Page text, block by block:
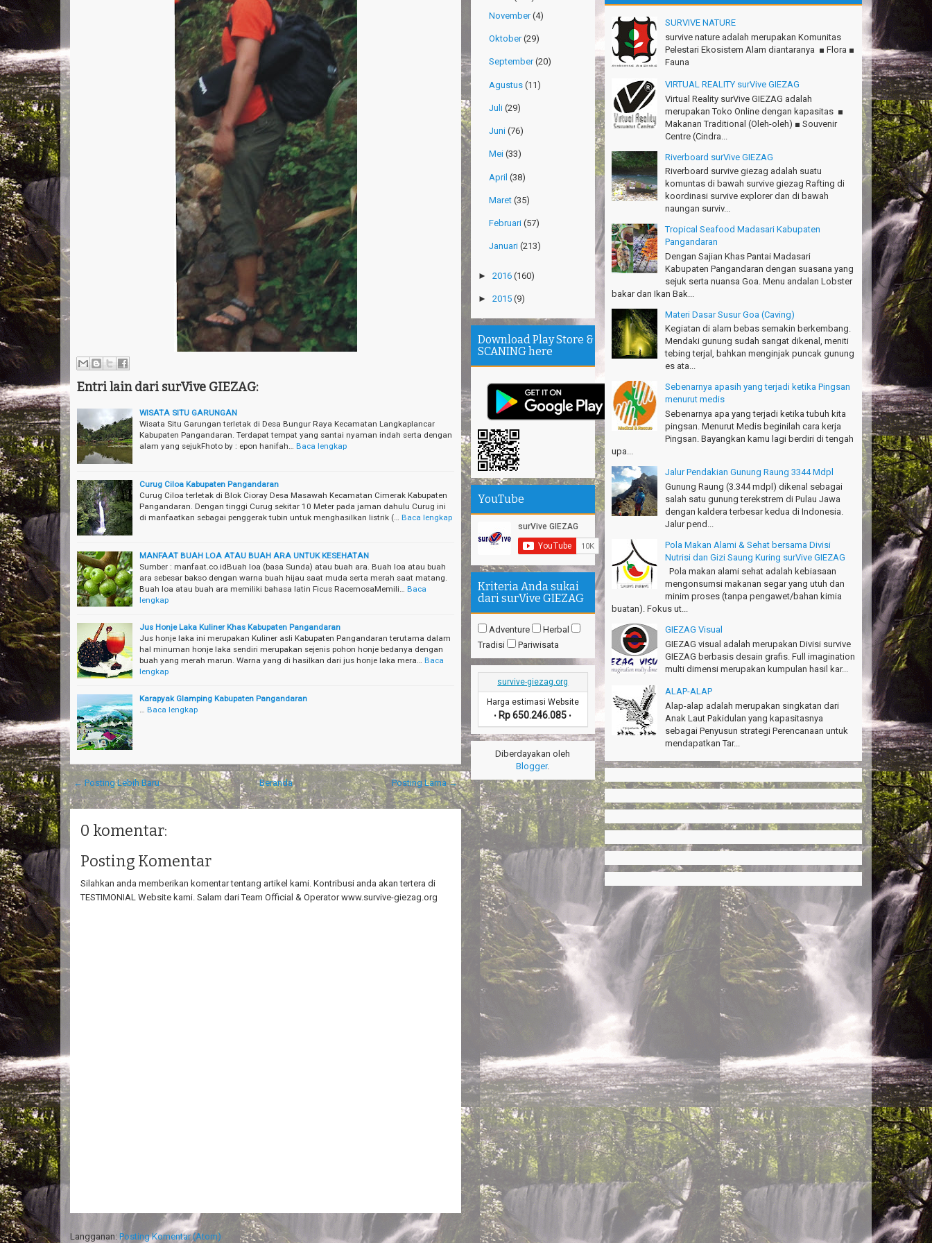
Entri lain dari surVive GIEZAG:
WISATA SITU GARUNGAN
Wisata Situ Garungan terletak di Desa Bungur Raya Kecamatan Langkaplancar
Kabupaten Pangandaran. Terdapat tempat yang santai nyaman indah serta dengan
alam yang sejukFhoto by : epon hanifah…
Baca lengkap
Curug Ciloa Kabupaten Pangandaran
Curug Ciloa terletak di Blok Cioray Desa Masawah Kecamatan Cimerak Kabupaten
Pangandaran. Dengan tinggi Curug sekitar 10 Meter pada jaman dahulu Curug ini
di manfaatkan sebagai penggerak tubin untuk menghasilkan listrik (…
Baca lengkap
MANFAAT BUAH LOA ATAU BUAH ARA UNTUK KESEHATAN
Sumber : manfaat.co.idBuah loa (basa Sunda) atau buah ara. Buah loa atau buah
ara sebesar bakso dengan warna buah hijau saat muda serta merah saat matang.
Buah loa atau buah ara memiliki bahasa latin Ficus RacemosaMemili…
Baca
lengkap
Jus Honje Laka Kuliner Khas Kabupaten Pangandaran
Jus honje laka ini merupakan Kuliner asli Kabupaten Pangandaran terutama dalam
hal minuman honje laka sendiri merupakan sejenis pohon honje bedanya dengan
buah yang merah marun. Warna yang di hasilkan dari jus honje laka mera…
Baca
lengkap
Karapyak Glamping Kabupaten Pangandaran
Baca lengkap
← Posting Lebih Baru Posting Lama →
Beranda
0 komentar:
Posting Komentar
Silahkan anda memberikan komentar tentang artikel kami. Kontribusi anda akan tertera di
TESTIMONIAL Website kami. Salam dari Team Official & Operator www.survive-giezag.org
Langganan:Posting Komentar (Atom)
November(4)
Oktober(29)
September(20)
Agustus (11)
Juli (29)
Juni (76)
Mei (33)
April (38)
Maret (35)
Februari (57)
Januari (213)
► 2016 (160)
► 2015 (9)
Download Play Store &
SCANING here
YouTube
Kriteria Anda sukai
dari surVive GIEZAG
Adventure
Herbal
Tradisi
Pariwisata
survive-giezag.org
Harga estimasi Website
• Rp 650.246.085 •
Diberdayakan oleh
Blogger.
Gn.Semeru mantap, Thanks gan!
Matius Sinaga - Lampung
Gn.Ciremai seru banget
Ridwan - Bekasi
Pokonya seru, Amazing gmana?!
Susi - Cimahi
Thanks Gn.Ciremai mantap
Rian - Surabaya
Thanks!Green canyon Amazing
William - Singapore
TRIms Team surVive atas panduan wisata Kabupaten
Haturnuhun kang Arief, Citumang seru!
Risna - Garut
TRIms surVive GIEZAG telah menemani kami ke
Gn.Semeru. Salam lestari!
Thanks!
Michael - Sydney
Thanks Bodyrafting Green canyon, extreme, enjoy dan
seru
Santoso - Kudus
Seru banget Pantai Batukaras!
Sudrajat - Kuningan
エキサイティングなツアー。ありがとう Arief
Pangandaran
Nakata-Osaka Japan
Amazing palace
Hiromi - Fukusima Japan
SURVIVE NATURE
survive nature adalah merupakan Komunitas
Pelestari Ekosistem Alam diantaranya ■ Flora ■
Fauna
VIRTUAL REALITY surVive GIEZAG
Virtual Reality surVive GIEZAG adalah
merupakan Toko Online dengan kapasitas ■
Makanan Traditional (Oleh-oleh) ■ Souvenir
Centre (Cindra...
Riverboard surVive GIEZAG
Riverboard survive giezag adalah suatu
komuntas di bawah survive giezag Rafting di
koordinasi survive explorer dan di bawah
naungan surviv...
Tropical Seafood Madasari Kabupaten
Pangandaran
Dengan Sajian Khas Pantai Madasari
Kabupaten Pangandaran dengan suasana yang
sejuk serta nuansa Goa. Menu andalan Lobster
bakar dan Ikan Bak...
Materi Dasar Susur Goa (Caving)
Kegiatan di alam bebas semakin berkembang.
Mendaki gunung sudah sangat dikenal, meniti
tebing terjal, bahkan menginjak puncak gunung
es ata...
Sebenarnya apasih yang terjadi ketika Pingsan
menurut medis
Sebenarnya apa yang terjadi ketika tubuh kita
pingsan. Menurut Medis beginilah cara kerja
Pingsan. Bayangkan kamu lagi berdiri di tengah
upa...
Jalur Pendakian Gunung Raung 3344 Mdpl
Gunung Raung (3.344 mdpl) dikenal sebagai
salah satu gunung terekstrem di Pulau Jawa
dengan kaldera terbesar kedua di Indonesia.
Jalur pend...
Pola Makan Alami & Sehat bersama Divisi
Nutrisi dan Gizi Saung Kuring surVive GIEZAG
Pola makan alami sehat adalah kebiasaan
mengonsumsi makanan segar yang utuh dan
minim proses (tanpa pengawet/bahan kimia
buatan). Fokus ut...
GIEZAG Visual
GIEZAG visual adalah merupakan Divisi survive
GIEZAG berbasis desain grafis. Full imagination
multi dimensi merupakan kumpulan hasil kar...
ALAP-ALAP
Alap-alap adalah merupakan singkatan dari
Anak Laut Pakidulan yang kapasitasnya
sebagai Penyusun strategi Perencanaan untuk
mendapatkan Tar...